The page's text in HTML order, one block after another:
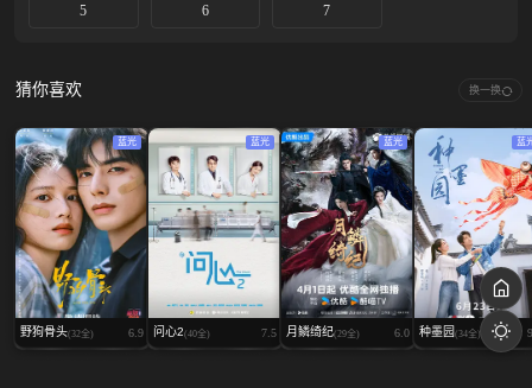
5 6 7
猜你喜欢 换一换
蓝光
野狗骨头(32全) 6.9
蓝光
问心2(40全) 7.5
蓝光
月鳞绮纪(29全) 6.0
蓝
种墨园 (34全)